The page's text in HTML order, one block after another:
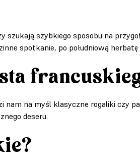
szybkiego sposobu na
spotkanie, po południową herbatę
na myśl klasyczne rogaliki czy
deseru.